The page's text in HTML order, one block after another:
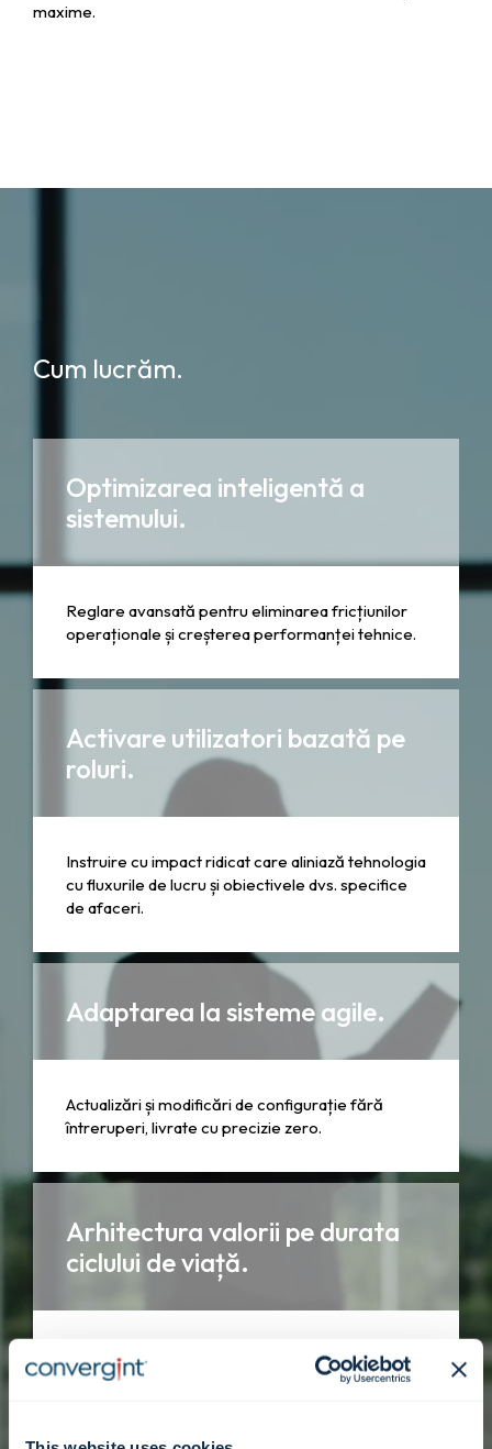
maxime.
Cum lucrăm.
Optimizarea inteligentă a
sistemului.
Reglare avansată pentru eliminarea fricțiunilor
operaționale și creșterea performanței tehnice.
Activare utilizatori bazată pe
roluri.
Instruire cu impact ridicat care aliniază tehnologia
cu fluxurile de lucru și obiectivele dvs. specifice
de afaceri.
Adaptarea la sisteme agile.
Actualizări și modificări de configurație fără
întreruperi, livrate cu precizie zero.
Arhitectura valorii pe durata
ciclului de viață.
Intervenții strategice concepute pentru a
prelungi durata de viață și relevanța activelor